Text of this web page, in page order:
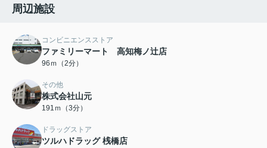
周辺施設
コンビニエンスストア
ファミリーマート 高知梅ノ辻店
96ｍ（2分）
その他
株式会社山元
191ｍ（3分）
ドラッグストア
ツルハドラッグ 桟橋店